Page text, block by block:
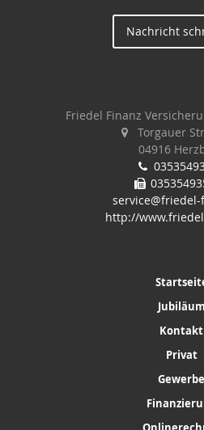
Nachricht
Friedel Finanz
Torgauer
04916
http://
Jubiläum
Kontakt
Privat
Gewerbe